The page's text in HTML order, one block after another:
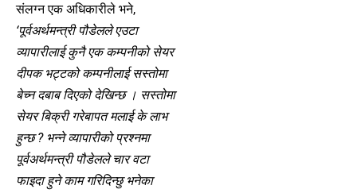
संलग्न एक अधिकारीले भने,
‘पूर्वअर्थमन्त्री पौडेलले एउटा
व्यापारीलाई कुनै एक कम्पनीको सेयर
दीपक भट्टको कम्पनीलाई सस्तोमा
बेच्न दबाब दिएको देखिन्छ । सस्तोमा
सेयर बिक्री गरेबापत मलाई के लाभ
हुन्छ ? भन्ने व्यापारीको प्रश्नमा
पूर्वअर्थमन्त्री पौडेलले चार वटा
फाइदा हुने काम गरिदिन्छु भनेका